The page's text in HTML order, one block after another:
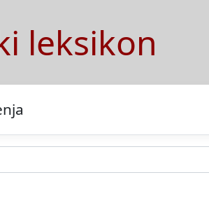
leksikon